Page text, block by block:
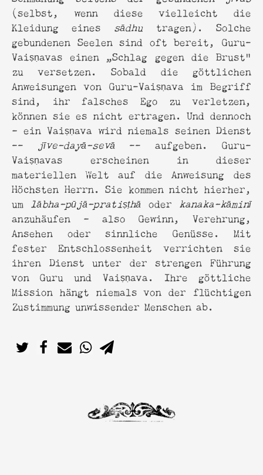
(selbst, wenn diese vielleicht die
Kleidung eines sādhutragen). Solche
gebundenen Seelen sind oft bereit, Guru-
Vaiṣṇavas einen „Schlag gegen die Brust“
zu versetzen. Sobald die göttlichen
Anweisungen von Guru-Vaiṣṇava im Begriff
sind, ihr falsches Ego zu verletzen,
können sie es nicht ertragen. Und dennoch
– ein Vaiṣṇava wird niemals seinen Dienst
--
jīve-dayā-sevā-- aufgeben. Guru-
Vaiṣṇavas erscheinen in dieser
materiellen Welt auf die Anweisung des
Höchsten Herrn. Sie kommen nicht hierher,
um lābha-pūjā-pratiṣṭhāoder kanaka-kāminī
anzuhäufen – also Gewinn, Verehrung,
Ansehen oder sinnliche Genüsse. Mit
fester Entschlossenheit verrichten sie
ihren Dienst unter der strengen Führung
von Guru und Vaiṣṇava. Ihre göttliche
Mission hängt niemals von der flüchtigen
Zustimmung unwissender Menschen ab.